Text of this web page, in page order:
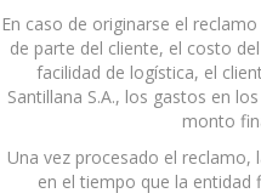
En caso de originarse el
de parte del cliente, el costo
facilidad de logística, el
Santillana S.A., los gastos en
monto
Una vez procesado el reclamo,
en el tiempo que la entidad